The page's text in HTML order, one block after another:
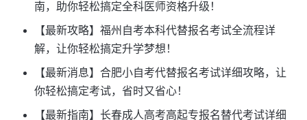
南，助你轻松搞定全科医师资格升级！
【最新攻略】福州自考本科代替报名考试全流程详
解，让你轻松搞定升学梦想！
【最新消息】合肥小自考代替报名考试详细攻略，让
你轻松搞定考试，省时又省心！
【最新指南】长春成人高考高起专报名替代考试详细